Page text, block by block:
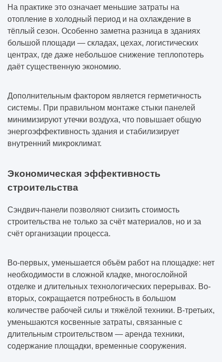
На практике это означает меньшие затраты на
отопление в холодный период и на охлаждение в
тёплый сезон. Особенно заметна разница в зданиях
большой площади — складах, цехах, логистических
центрах, где даже небольшое снижение теплопотерь
даёт существенную экономию.
Дополнительным фактором является герметичность
системы. При правильном монтаже стыки панелей
минимизируют утечки воздуха, что повышает общую
энергоэффективность здания и стабилизирует
внутренний микроклимат.
Экономическая эффективность
строительства
Сэндвич-панели позволяют снизить стоимость
строительства не только за счёт материалов, но и за
счёт организации процесса.
Во-первых, уменьшается объём работ на площадке: нет
необходимости в сложной кладке, многослойной
отделке и длительных технологических перерывах. Во-
вторых, сокращается потребность в большом
количестве рабочей силы и тяжёлой техники. В-третьих,
уменьшаются косвенные затраты, связанные с
длительным строительством — аренда техники,
содержание площадки, временные сооружения.